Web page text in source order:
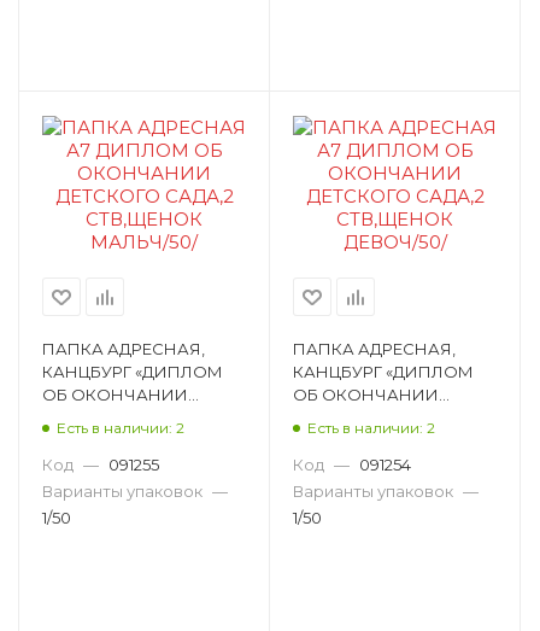
ПАПКА АДРЕСНАЯ,
КАНЦБУРГ «ДИПЛОМ
ОБ ОКОНЧАНИИ
КАРТОН, РИСУНОК
30ДС72_004
Есть в наличии: 2
Код — 091255
Варианты упаковок —
1/50
ПАПКА АДРЕСНАЯ,
КАНЦБУРГ «ДИПЛОМ
ОБ ОКОНЧАНИИ
КАРТОН, РИСУНОК
30ДС72_005
Есть в наличии: 2
Код — 091254
Варианты упаковок —
1/50